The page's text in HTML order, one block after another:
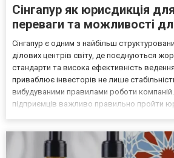
Сінгапур як юрисдикція
переваги та можливості
Сінгапур є одним з найбільш
ділових центрів світу, де поєднуються
стандарти та висока ефективність
приваблює інвесторів не лише
вибудуваними правилами роботи
підприємців важливо правильно пройти